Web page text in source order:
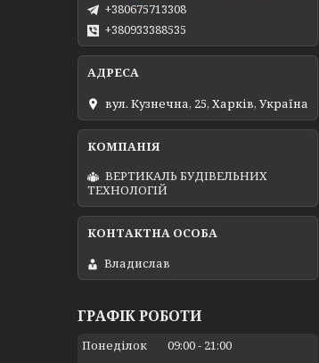
+380675713308
+380933388535
вул. Кузнечна, 25, Харків, Україна
ВЕРТИКАЛЬ БУДІВЕЛЬНИХ
ТЕХНОЛОГІЙ
Владислав
ГРАФІК РОБОТИ
Понеділок 09:00
21:00